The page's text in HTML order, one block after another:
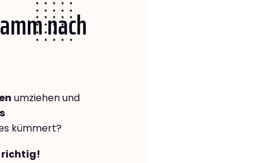
nach
umziehen und
kümmert?
richtig!